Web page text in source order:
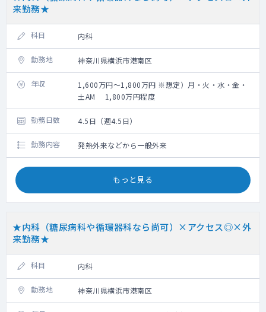
来勤務★
科目 内科
勤務地 神奈川県横浜市港南区
年収
1,600万円～1,800万円 ※想定）月・火・水・金・
土AM 1,800万円程度
勤務日数 4.5日（週4.5日）
勤務内容 発熱外来などから一般外来
もっと見る
★内科（糖尿病科や循環器科なら尚可）×アクセス◎×外
来勤務★
科目 内科
勤務地 神奈川県横浜市港南区